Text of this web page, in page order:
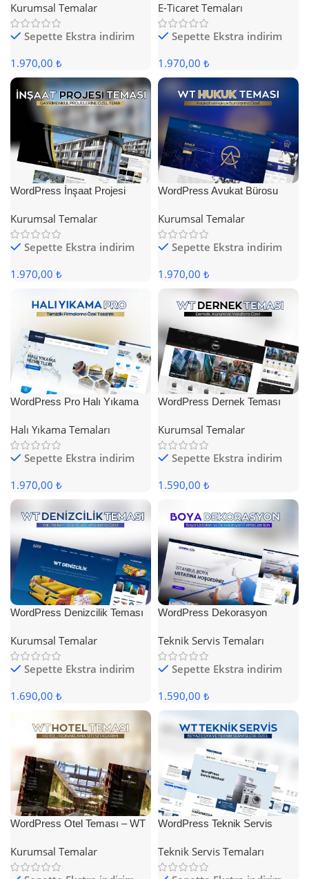
Kurumsal Temalar
Sepette Ekstra indirim
1.970,00 ₺
E-Ticaret Temaları
Sepette Ekstra indirim
1.970,00 ₺
WordPress İnşaat Projesi
Kurumsal Temalar
Sepette Ekstra indirim
1.970,00 ₺
WordPress Avukat Bürosu
Kurumsal Temalar
Sepette Ekstra indirim
1.970,00 ₺
WordPress Pro Halı Yıkama
Halı Yıkama Temaları
Sepette Ekstra indirim
1.970,00 ₺
WordPress Dernek Teması
Kurumsal Temalar
Sepette Ekstra indirim
1.590,00 ₺
WordPress Denizcilik Teması
Kurumsal Temalar
Sepette Ekstra indirim
1.690,00 ₺
WordPress Dekorasyon
Teknik Servis Temaları
Sepette Ekstra indirim
1.590,00 ₺
WordPress Otel Teması – WT
Kurumsal Temalar
WordPress Teknik Servis
Teknik Servis Temaları